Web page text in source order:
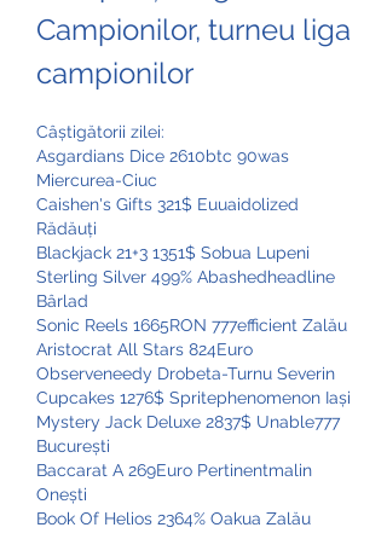
Campionilor, turneu liga
campionilor
Câștigătorii zilei:
Asgardians Dice 2610btc 90was
Miercurea-Ciuc
Caishen's Gifts 321$ Euuaidolized
Rădăuți
Blackjack 21+3 1351$ Sobua Lupeni
Sterling Silver 499% Abashedheadline
Bârlad
Aristocrat All Stars 824Euro
Observeneedy Drobeta-Turnu Severin
Mystery Jack Deluxe 2837$ Unable777
București
Baccarat A 269Euro Pertinentmalin
Onești
Book Of Helios 2364% Oakua Zalău